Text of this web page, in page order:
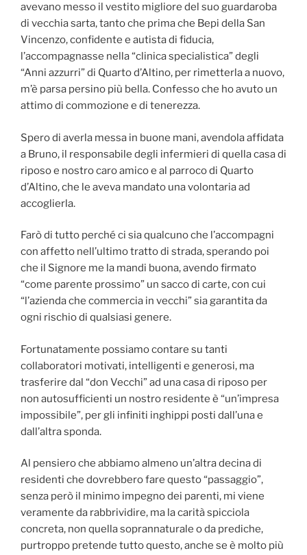
avevano messo il vestito migliore del suo guardaroba
di vecchia sarta, tanto che prima che Bepi della San
Vincenzo, confidente e autista di fiducia,
l’accompagnasse nella “clinica specialistica” degli
“Anni azzurri” di Quarto d’Altino, per rimetterla a nuovo,
m’è parsa persino più bella. Confesso che ho avuto un
attimo di commozione e di tenerezza.
Spero di averla messa in buone mani, avendola affidata
a Bruno, il responsabile degli infermieri di quella casa di
riposo e nostro caro amico e al parroco di Quarto
d’Altino, che le aveva mandato una volontaria ad
accoglierla.
Farò di tutto perché ci sia qualcuno che l’accompagni
con affetto nell’ultimo tratto di strada, sperando poi
che il Signore me la mandi buona, avendo firmato
“come parente prossimo” un sacco di carte, con cui
“l’azienda che commercia in vecchi” sia garantita da
ogni rischio di qualsiasi genere.
Fortunatamente possiamo contare su tanti
collaboratori motivati, intelligenti e generosi, ma
trasferire dal “don Vecchi” ad una casa di riposo per
non autosufficienti un nostro residente è “un’impresa
impossibile”, per gli infiniti inghippi posti dall’una e
dall’altra sponda.
Al pensiero che abbiamo almeno un’altra decina di
residenti che dovrebbero fare questo “passaggio”,
senza però il minimo impegno dei parenti, mi viene
veramente da rabbrividire, ma la carità spicciola
concreta, non quella soprannaturale o da prediche,
purtroppo pretende tutto questo, anche se è molto più